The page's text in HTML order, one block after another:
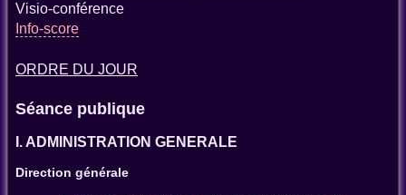
Visio-conférence
Info-score
ORDRE DU JOUR
Séance publique
I. ADMINISTRATION GENERALE
Direction générale